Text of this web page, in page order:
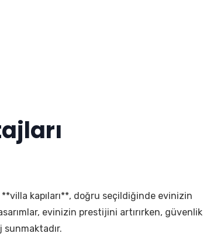
kapıları**, doğru seçildiğinde evinizin
evinizin prestijini artırırken, güvenlik
sunmaktadır.